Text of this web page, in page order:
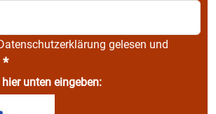
gelesen und
*
unten eingeben: